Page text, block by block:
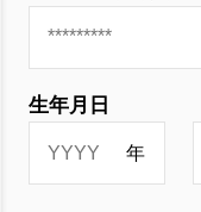
生年月日